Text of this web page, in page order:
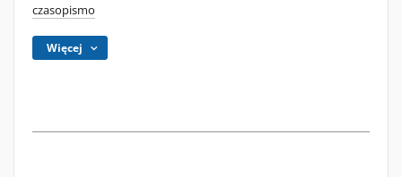
czasopismo
Więcej